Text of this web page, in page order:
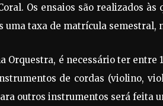
Os ensaios são realizados às
uma taxa de matrícula semestral,
Orquestra, é necessário ter
de cordas (violino,
outros instrumentos será feita